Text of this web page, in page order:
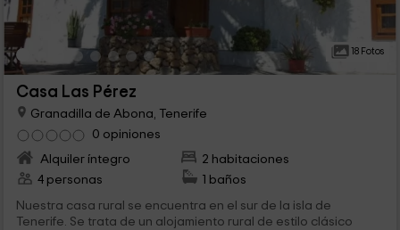
18 Fotos
Casa Las Pérez
Granadilla de Abona, Tenerife
0 opiniones
Alquiler íntegro
2 habitaciones
4 personas
1 baños
Nuestra casa rural se encuentra en el sur de la isla de
Tenerife. Se trata de un alojamiento rural de estilo clásico